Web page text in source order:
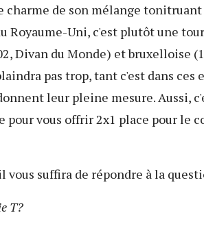
charme de son mélange
Royaume-Uni, c'est plutôt une
Divan du Monde) et bruxelloise
pas trop, tant c'est dans ces
leur pleine mesure. Aussi,
pour vous offrir 2x1 place pour le
vous suffira de répondre à la
T?